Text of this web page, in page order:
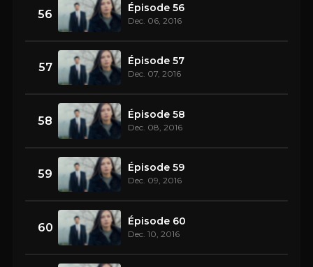
56 Épisode 56
Dec. 06, 2016
57 Épisode 57
Dec. 07, 2016
58 Épisode 58
Dec. 08, 2016
59 Épisode 59
Dec. 09, 2016
60 Épisode 60
Dec. 10, 2016